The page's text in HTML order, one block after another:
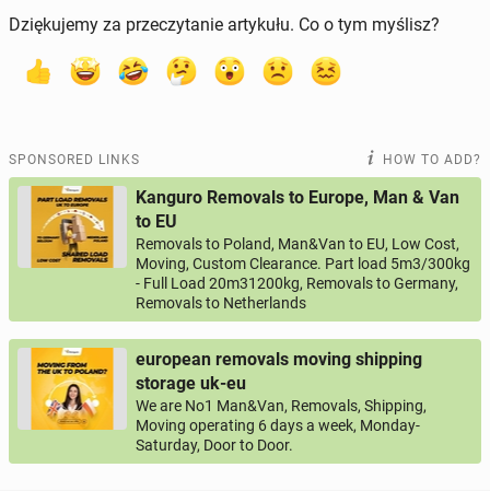
Dziękujemy za przeczytanie artykułu. Co o tym myślisz?
SPONSORED LINKS HOW TO ADD?
Kanguro Removals to Europe, Man & Van
to EU
Removals to Poland, Man&Van to EU, Low Cost,
Moving, Custom Clearance. Part load 5m3/300kg
- Full Load 20m31200kg, Removals to Germany,
Removals to Netherlands
european removals moving shipping
storage uk-eu
We are No1 Man&Van, Removals, Shipping,
Moving operating 6 days a week, Monday-
Saturday, Door to Door.